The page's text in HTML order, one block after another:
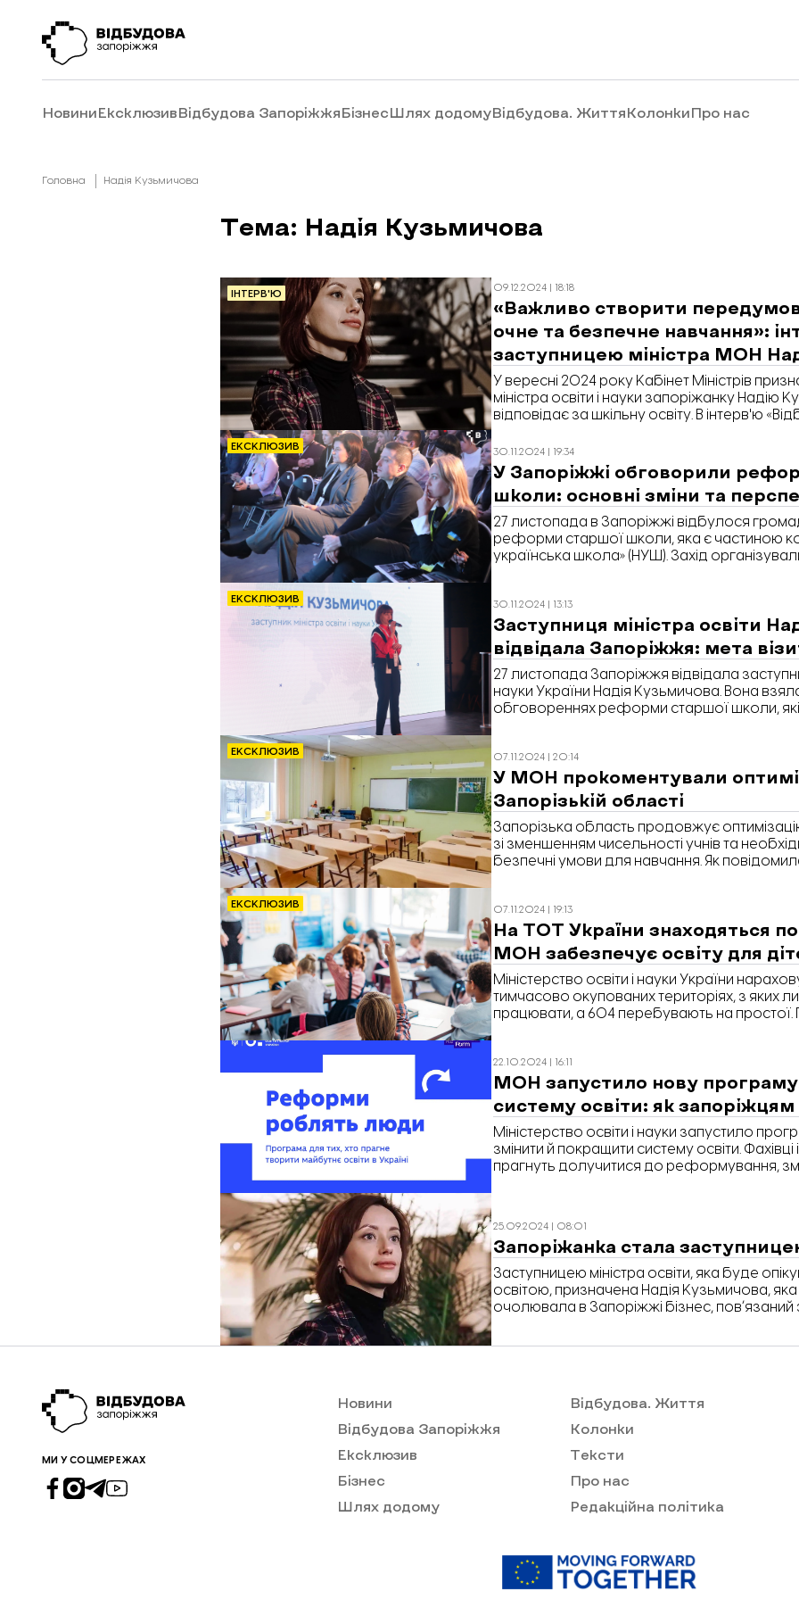
НовиниЕксклюзивВідбудова ЗапоріжжяБізнесШлях додомуВідбудова. ЖиттяКолонкиПро нас
Головна Надія Кузьмичова
Тема: Надія Кузьмичова
ІНТЕРВ'Ю
09.12.2024 | 18:18
«Важливо створити
очне та безпечне навчання»:
заступницею міністра МОН
Кузьмичовою
У вересні 2024 року Кабінет Міністрів
міністра освіти і науки запоріжанку Надію
відповідає за шкільну освіту. В інтерв'ю
допоможе повернути дітей до очного
оптимізація шкільної мережі, а також як
українську освіту для дітей в окупації.
ЕКСКЛЮЗИВ 30.11.2024 | 19:34
У Запоріжжі обговорили
школи: основні зміни та
27 листопада в Запоріжжі відбулося
реформи старшої школи, яка є частиною
українська школа» (НУШ). Захід
адміністрації. Про це повідомляє
ЕКСКЛЮЗИВ 30.11.2024 | 13:13
Заступниця міністра освіти
відвідала Запоріжжя: мета
27 листопада Запоріжжя відвідала
науки України Надія Кузьмичова. Вона
обговореннях реформи старшої школи,
ЕКСКЛЮЗИВ 07.11.2024 | 20:14
У МОН прокоментували
Запорізькій області
Запорізька область продовжує
зі зменшенням чисельності учнів та
безпечні умови для навчання. Як
повномасштабного вторгнення призвела до
дітей у громадах, що змушує об’єднувати
ЕКСКЛЮЗИВ 07.11.2024 | 19:13
На ТОТ України знаходяться
МОН забезпечує освіту для
Міністерство освіти і науки України
тимчасово окупованих територіях, з яких
працювати, а 604 перебувають на простої.
22.10.2024 | 16:11
МОН запустило нову
систему освіти: як
Міністерство освіти і науки запустило
змінити й покращити систему освіти. Фахівці
прагнуть долучитися до реформування,
25.09.2024 | 08:01
Запоріжанка стала
Заступницею міністра освіти, яка буде
освітою, призначена Надія Кузьмичова,
очолювала в Запоріжжі бізнес, повʼязаний
МИ У СОЦМЕРЕЖАХ
Новини
Відбудова Запоріжжя
Ексклюзив
Бізнес
Шлях додому
Відбудова. Життя
Колонки
Тексти
Про нас
Редакційна політика